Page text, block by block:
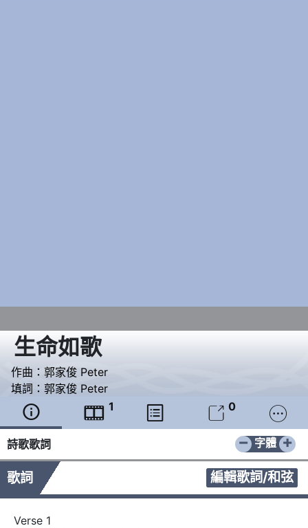
生命如歌
作曲： 郭家俊 Peter
填詞： 郭家俊 Peter
  1   0 
詩歌歌詞 − +
字體
歌詞 編輯歌詞/和弦
Verse 1